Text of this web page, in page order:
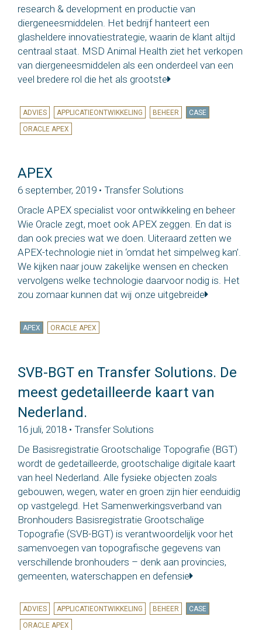
research & development en productie van
diergeneesmiddelen. Het bedrijf hanteert een
glasheldere innovatiestrategie, waarin de klant altijd
centraal staat. MSD Animal Health ziet het verkopen
van diergeneesmiddelen als een onderdeel van een
veel bredere rol die het als grootste
ADVIES APPLICATIEONTWIKKELING BEHEER CASE
ORACLE APEX
APEX
6 september, 2019 • Transfer Solutions
Oracle APEX specialist voor ontwikkeling en beheer
Wie Oracle zegt, moet ook APEX zeggen. En dat is
dan ook precies wat we doen. Uiteraard zetten we
APEX-technologie niet in ‘omdat het simpelweg kan’.
We kijken naar jouw zakelijke wensen en checken
vervolgens welke technologie daarvoor nodig is. Het
zou zomaar kunnen dat wij onze uitgebreide
APEX ORACLE APEX
SVB-BGT en Transfer Solutions. De
meest gedetailleerde kaart van
Nederland.
16 juli, 2018 • Transfer Solutions
De Basisregistratie Grootschalige Topografie (BGT)
wordt de gedetailleerde, grootschalige digitale kaart
van heel Nederland. Alle fysieke objecten zoals
gebouwen, wegen, water en groen zijn hier eenduidig
op vastgelegd. Het Samenwerkingsverband van
Bronhouders Basisregistratie Grootschalige
Topografie (SVB-BGT) is verantwoordelijk voor het
samenvoegen van topografische gegevens van
verschillende bronhouders – denk aan provincies,
gemeenten, waterschappen en defensie
ADVIES APPLICATIEONTWIKKELING BEHEER CASE
ORACLE APEX